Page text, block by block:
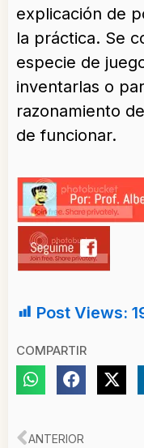
explicación de
la práctica. Se
especie de
inventarlas o
razonamiento
de funcionar.
Post Views:
COMPARTIR
ANTERIOR